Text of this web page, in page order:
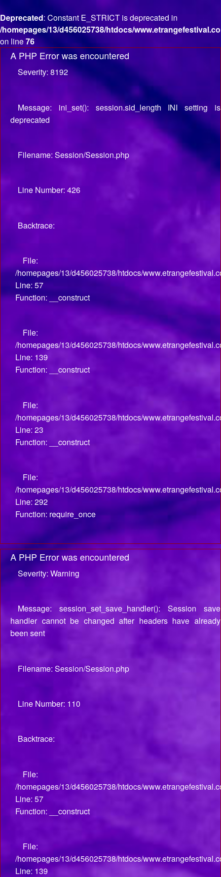
Deprecated: Constant E_STRICT is deprecated in
/homepages/13/d456025738/htdocs/
on line76
A PHP Error was encountered
Severity: 8192
Message: ini_set(): session.sid_length INI setting is
deprecated
Filename: Session/Session.php
Line Number: 426
Backtrace:
File:
/homepages/13/d456025738/htdocs/
Line: 57
Function: __construct
File:
/homepages/13/d456025738/htdocs/
Line: 139
Function: __construct
File:
/homepages/13/d456025738/htdocs/
Line: 23
Function: __construct
File:
/homepages/13/d456025738/htdocs/
Line: 292
Function: require_once
A PHP Error was encountered
Severity: Warning
Message: session_set_save_handler(): Session save
handler cannot be changed after headers have already
been sent
Filename: Session/Session.php
Line Number: 110
Backtrace:
File:
/homepages/13/d456025738/htdocs/
Line: 57
Function: __construct
File:
/homepages/13/d456025738/htdocs/
Line: 139